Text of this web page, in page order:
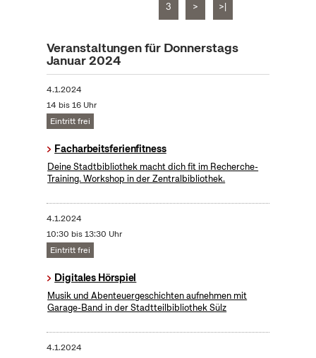
3 > >|
Veranstaltungen für Donnerstags
Januar 2024
4.1.2024
14 bis 16 Uhr
Eintritt frei
Facharbeitsferienfitness
Deine Stadtbibliothek macht dich fit im Recherche-
Training. Workshop in der Zentralbibliothek.
4.1.2024
10:30 bis 13:30 Uhr
Eintritt frei
Digitales Hörspiel
Musik und Abenteuergeschichten aufnehmen mit
Garage-Band in der Stadtteilbibliothek Sülz
4.1.2024